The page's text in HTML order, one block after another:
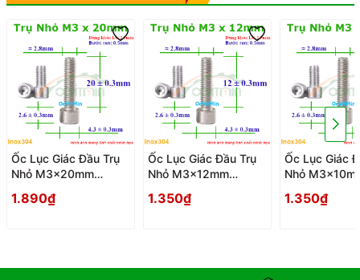
Ốc Lục Giác Đầu Trụ
Nhỏ M3x20mm
Giac Dau Tru Nho
1.890₫
Ốc Lục Giác Đầu Trụ
Nhỏ M3x12mm
Giac Dau Tru Nho
1.350₫
Ốc Lục Giác
Nhỏ
Giac Dau Tru
1.350₫